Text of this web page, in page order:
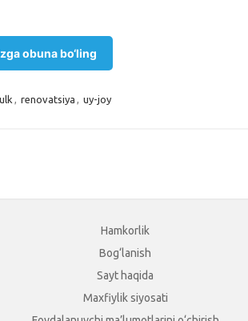
obuna bo‘ling
, renovatsiya , uy-joy
Hamkorlik
Bog‘lanish
Sayt haqida
Maxfiylik siyosati